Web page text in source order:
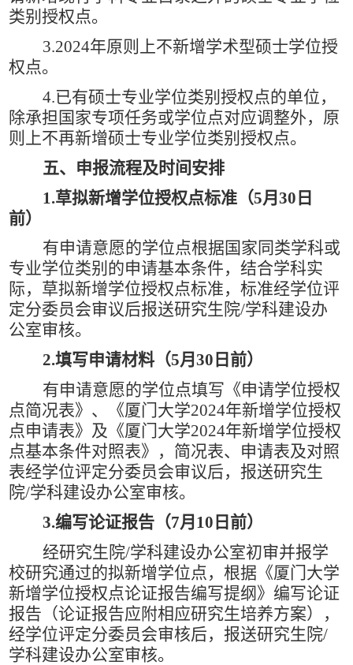
类别授权点。
3.2024年原则上不新增学术型硕士学位授
权点。
4.已有硕士专业学位类别授权点的单位，
除承担国家专项任务或学位点对应调整外，原
则上不再新增硕士专业学位类别授权点。
五、申报流程及时间安排
1.草拟新增学位授权点标准（5月30 日
前）
有申请意愿的学位点根据国家同类学科或
专业学位类别的申请基本条件，结合学科实
际，草拟新增学位授权点标准，标准经学位评
定分委员会审议后报送研究生院/学科建设办
公室审核。
2.填写申请材料（5月30 日前）
有申请意愿的学位点填写《申请学位授权
点简况表》、《厦门大学2024年新增学位授权
点申请表》及《厦门大学2024年新增学位授权
点基本条件对照表》，简况表、申请表及对照
表经学位评定分委员会审议后，报送研究生
院/学科建设办公室审核。
3.编写论证报告（7月 10 日前）
经研究生院/学科建设办公室初审并报学
校研究通过的拟新增学位点，根据《厦门大学
新增学位授权点论证报告编写提纲》编写论证
报告（论证报告应附相应研究生培养方案），
经学位评定分委员会审核后，报送研究生院/
学科建设办公室审核。